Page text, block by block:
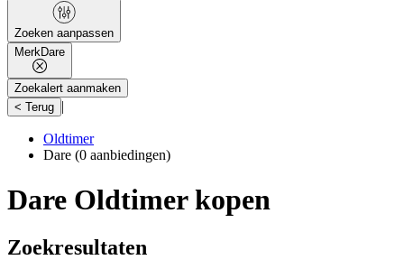
Zoeken aanpassen
MerkDare
Zoekalert aanmaken
< Terug |
Oldtimer
Dare (0 aanbiedingen)
Dare Oldtimer kopen
Zoekresultaten